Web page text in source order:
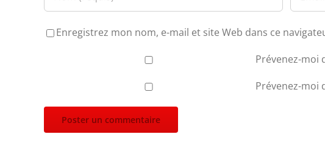
Enregistrez mon nom, e-mail et site Web dans ce
Prévenez-moi
Prévenez-moi